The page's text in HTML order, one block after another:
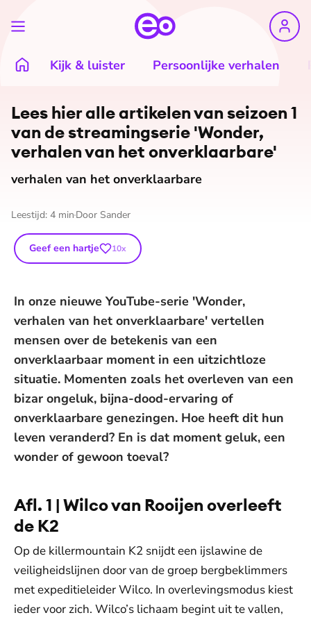
Kijk & luister Persoonlijke verhalen
Lees hier alle artikelen van seizoen 1
van de strea­mingserie 'Wonder,
verhalen van het on­ver­klaar­ba­re'
verhalen van het onverklaarbare
Leestijd: 4 min Door Sander
Geef een hartje 10x
In onze nieuwe YouTube-serie 'Wonder,
verhalen van het onverklaarbare' vertellen
mensen over de betekenis van een
onverklaarbaar moment in een uitzichtloze
situatie. Momenten zoals het overleven van een
bizar ongeluk, bijna-dood-ervaring of
onverklaarbare genezingen. Hoe heeft dit hun
leven veranderd? En is dat moment geluk, een
wonder of gewoon toeval?
Afl. 1 | Wilco van Rooijen overleeft
de K2
Op de killermountain K2 snijdt een ijslawine de
veiligheidslijnen door van de groep bergbeklimmers
met expeditieleider Wilco. In overlevingsmodus kiest
ieder voor zich. Wilco’s lichaam begint uit te vallen,